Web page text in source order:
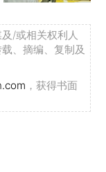
/或相关权利人
、摘编、复制及
，获得书面